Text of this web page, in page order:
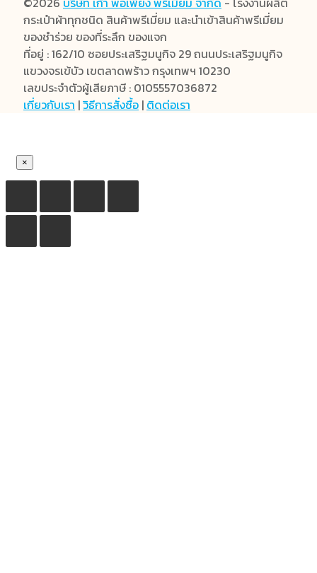
กระเป๋าผ้าทุกชนิด สินค้าพรีเมี่ยม และนำเข้าสินค้าพรีเมี่ยม
ของชำร่วย ของที่ระลึก ของแจก
ที่อยู่ : 162/10 ซอยประเสริฐมนูกิจ 29 ถนนประเสริฐมนูกิจ
แขวงจรเข้บัว เขตลาดพร้าว กรุงเทพฯ 10230
เลขประจำตัวผู้เสียภาษี : 0105557036872
เกี่ยวกับเรา |วิธีการสั่งซื้อ | ติดต่อเรา
×